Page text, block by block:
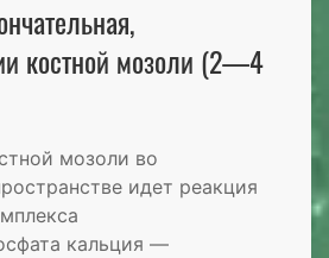
костной мозоли (2—4
мозоли во
идет реакция
кальция —